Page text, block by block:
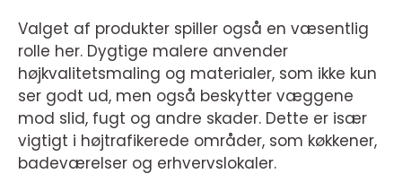
Valget af produkter spiller også en væsentlig
rolle her. Dygtige malere anvender
højkvalitetsmaling og materialer, som ikke kun
ser godt ud, men også beskytter væggene
mod slid, fugt og andre skader. Dette er især
vigtigt i højtrafikerede områder, som køkkener,
badeværelser og erhvervslokaler.